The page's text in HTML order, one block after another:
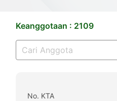
Keanggotaan : 2109
No. KTA